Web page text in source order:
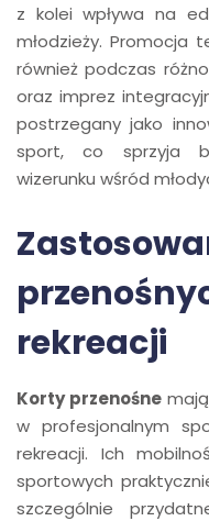
z kolei wpływa na
młodzieży. Promocja
również podczas
oraz imprez
postrzegany jako
sport, co sprzyja
wizerunku wśród
rekreacji
Korty przenośne
w profesjonalnym
rekreacji. Ich
sportowych
szczególnie